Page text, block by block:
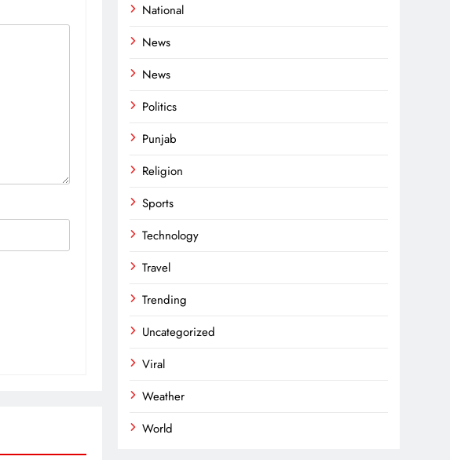
National
News
News
Politics
Punjab
Religion
Sports
Technology
Travel
Trending
Uncategorized
Viral
Weather
World